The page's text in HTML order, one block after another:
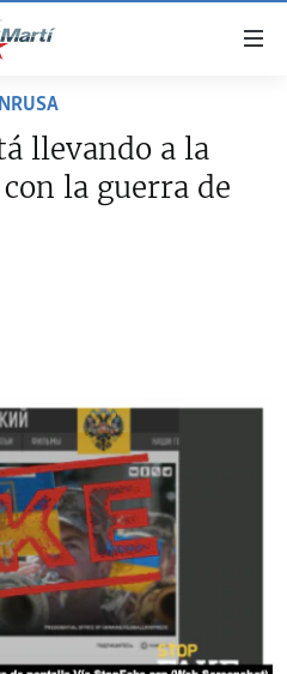
llevando a la
la guerra de